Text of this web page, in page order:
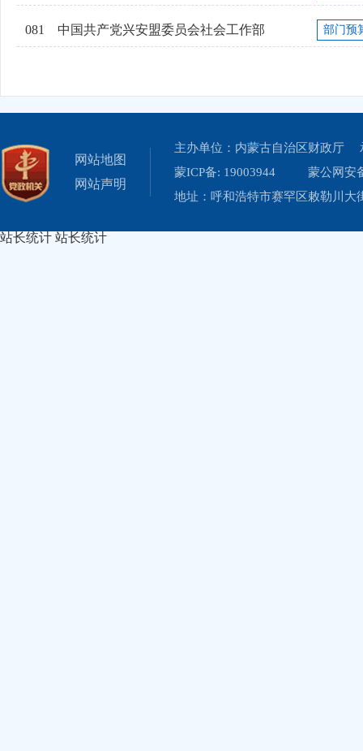
081 中国共产党兴安盟委员会社会工作部 部门预
网站地图
网站声明
主办单位：内蒙古自治区财政厅
蒙ICP备: 19003944
蒙公网安
地址：呼和浩特市赛罕区敕勒川
站长统计 站长统计